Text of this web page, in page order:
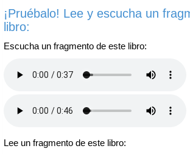
¡Pruébalo! Lee y escucha un
libro:
Escucha un fragmento de este libro:
Lee un fragmento de este libro: